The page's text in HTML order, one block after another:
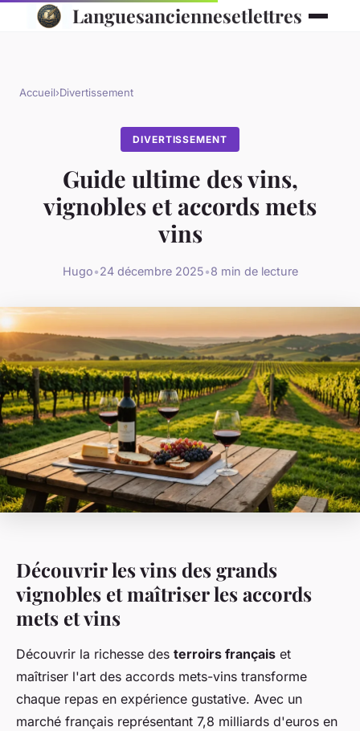
Languesanciennesetlettres
Accueil›Divertissement
DIVERTISSEMENT
Guide ultime des vins,
vignobles et accords mets
vins
Hugo•24 décembre 2025•8 min de lecture
Découvrir les vins des grands
vignobles et maîtriser les accords
mets et vins
Découvrir la richesse des terroirs français et
maîtriser l'art des accords mets-vins transforme
chaque repas en expérience gustative. Avec un
marché français représentant 7,8 milliards d'euros en